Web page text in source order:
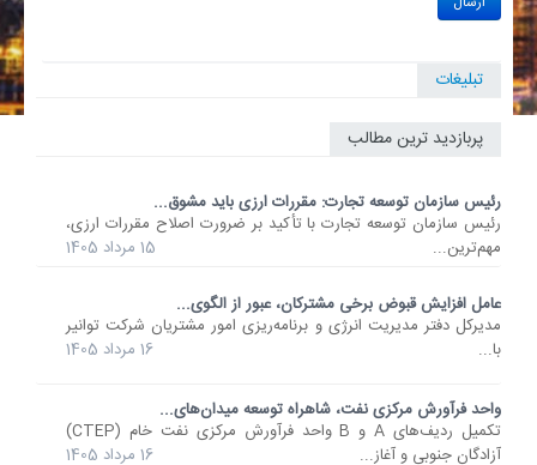
تبلیغات
پربازدید ترین مطالب
رئیس سازمان توسعه تجارت: مقررات ارزی باید مشوق...
رئیس سازمان توسعه تجارت با تأکید بر ضرورت اصلاح مقررات ارزی،
مهم‌ترین...
15 مرداد 1405
عامل افزایش قبوض برخی مشترکان، عبور از الگوی...
مدیرکل دفتر مدیریت انرژی و برنامه‌ریزی امور مشتریان شرکت توانیر
با...
16 مرداد 1405
واحد فرآورش مرکزی نفت، شاهراه توسعه میدان‌های...
تکمیل ردیف‌های A و B واحد فرآورش مرکزی نفت خام (CTEP)
آزادگان جنوبی و آغاز...
16 مرداد 1405